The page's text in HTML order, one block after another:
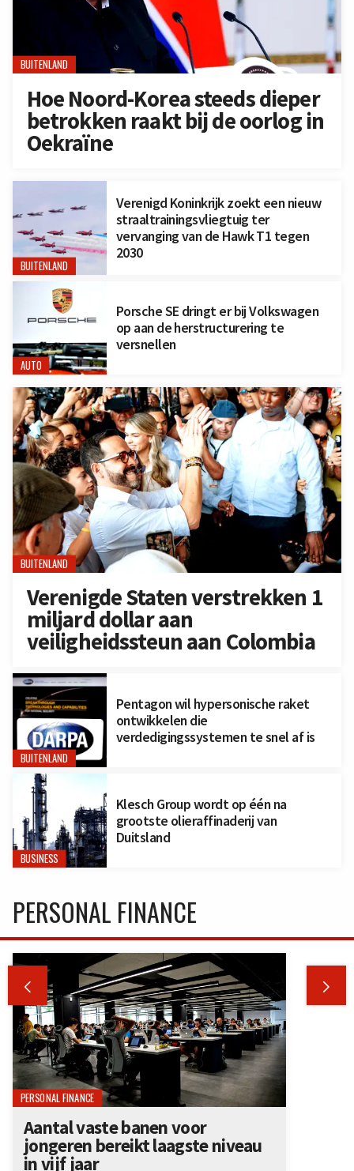
BUITENLAND
Hoe Noord-Korea steeds dieper
betrokken raakt bij de oorlog in
Oekraïne
BUITENLAND
Verenigd Koninkrijk zoekt een nieuw
straaltrainingsvliegtuig ter
vervanging van de Hawk T1 tegen
2030
AUTO
Porsche SE dringt er bij Volkswagen
op aan de herstructurering te
versnellen
BUITENLAND
Verenigde Staten verstrekken 1
miljard dollar aan
veiligheidssteun aan Colombia
BUITENLAND
Pentagon wil hypersonische raket
ontwikkelen die
verdedigingssystemen te snel af is
BUSINESS
Klesch Group wordt op één na
grootste olieraffinaderij van
Duitsland
PERSONAL FINANCE
 
PERSONAL FINANCE
Aantal vaste banen voor
jongeren bereikt laagste niveau
in vijf jaar